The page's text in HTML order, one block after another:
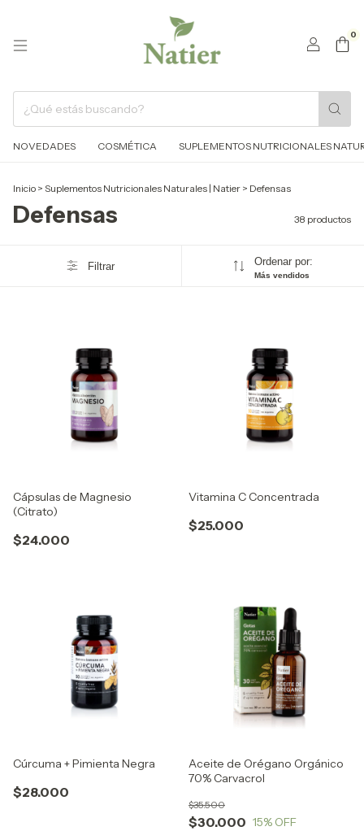
0
NOVEDADES COSMÉTICA SUPLEMENTOS NUTRICIONALES
Inicio > Suplementos Nutricionales Naturales | Natier > Defensas
Defensas 38 productos
Filtrar Ordenar por:
Más vendidos
Cápsulas de Magnesio
(Citrato)
$24.000
Vitamina C Concentrada
$25.000
Cúrcuma + Pimienta Negra
$28.000
Aceite de Orégano Orgánico
70% Carvacrol
$30.000
$35.500
15% OFF